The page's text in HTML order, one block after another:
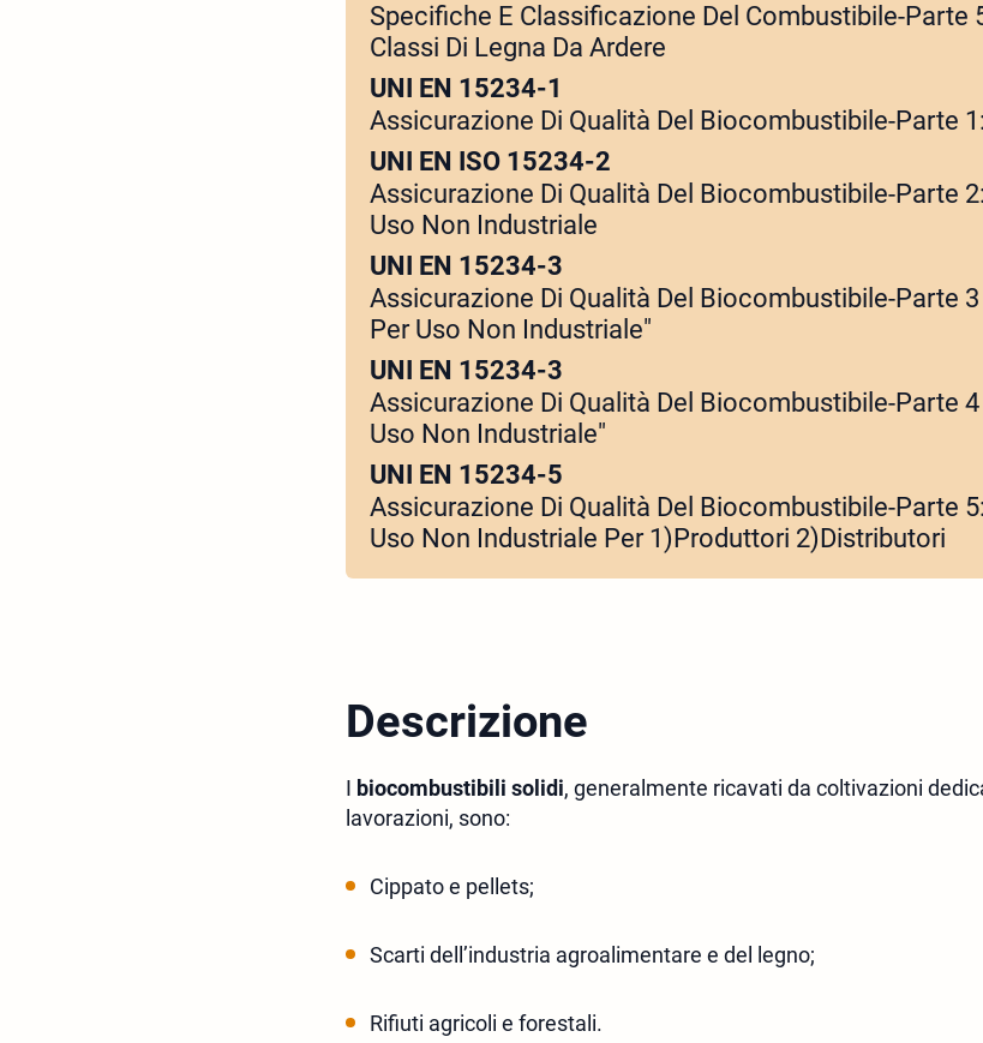
Specifiche E Classificazione Del Combustibile-Parte
Classi Di Legna Da Ardere
UNI EN 15234-1
Assicurazione Di Qualità Del Biocombustibile-Parte
UNI EN ISO 15234-2
Assicurazione Di Qualità Del Biocombustibile-Parte
Uso Non Industriale
UNI EN 15234-3
Assicurazione Di Qualità Del Biocombustibile-Parte
Per Uso Non Industriale"
UNI EN 15234-3
Assicurazione Di Qualità Del Biocombustibile-Parte
Uso Non Industriale"
UNI EN 15234-5
Assicurazione Di Qualità Del Biocombustibile-Parte
Uso Non Industriale Per 1)Produttori 2)Distributori
Descrizione
I biocombustibili solidi, generalmente ricavati da coltivazioni
lavorazioni, sono:
Cippato e pellets;
Scarti dell’industria agroalimentare e del legno;
Rifiuti agricoli e forestali.